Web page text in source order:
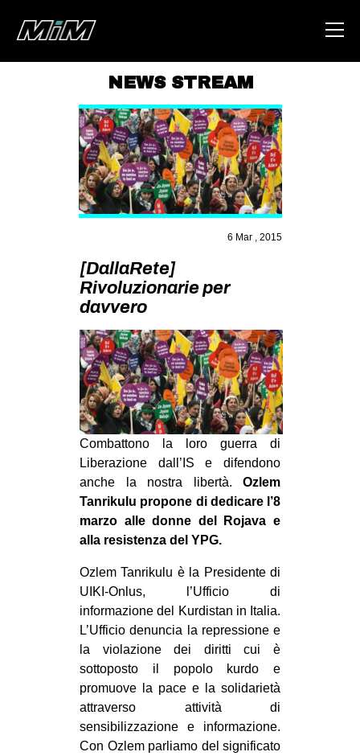
ABOUT
AREA
DEGENERAZIONE
MSM
STUDENTI TSUNAMI
ZAM
MILANO
MOBILITAZIONI
SPAZI
SPORT POPOLARE
MOVIMENTI
AMBIENTE
ANTIFASCISMO
DIRITTO ALL’ABITARE
GENERI
PRECARIATO
REPRESSIONE
STUDENTI
NEWS STREAM
6 Mar , 2015
[DallaRete]
Rivoluzionarie per
davvero
Combattono la loro guerra di
Liberazione dall’IS e difendono
anche la nostra libertà. Ozlem
Tanrikulu propone di dedicare l’8
marzo alle donne del Rojava e
alla resistenza del YPG.
Ozlem Tanrikulu è la Presidente di
UIKI-Onlus, l’Ufficio di
informazione del Kurdistan in Italia.
L’Ufficio denuncia la repressione e
la violazione dei diritti cui è
sottoposto il popolo kurdo e
promuove la pace e la solidarietà
attraverso attività di
sensibilizzazione e informazione.
Con Ozlem parliamo del significato